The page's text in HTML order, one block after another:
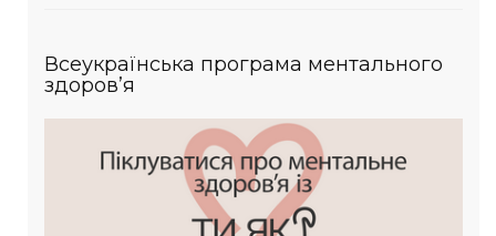
Всеукраїнська програма ментального
здоров’я